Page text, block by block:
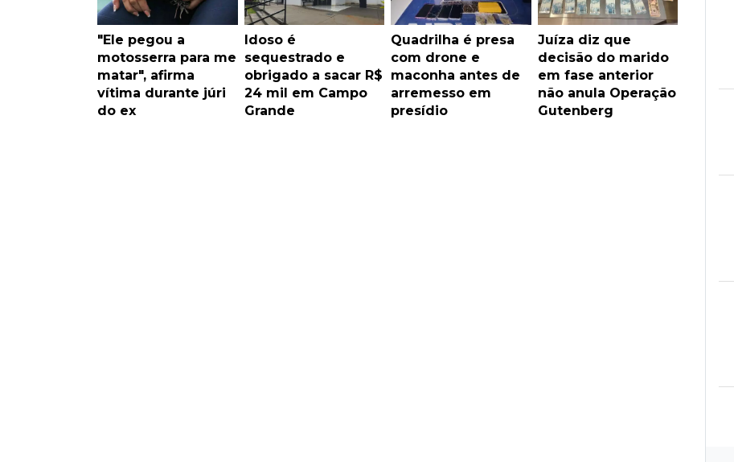
"Ele pegou a
motosserra para me
matar", afirma
vítima durante júri
do ex
Idoso é
sequestrado e
obrigado a sacar R$
24 mil em Campo
Grande
Quadrilha é presa
com drone e
maconha antes de
arremesso em
presídio
Juíza diz que
decisão do marido
em fase anterior
não anula Operação
Gutenberg